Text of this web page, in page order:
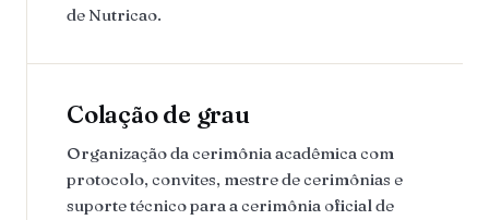
de Nutricao.
Colação de grau
Organização da cerimônia acadêmica com
protocolo, convites, mestre de cerimônias e
suporte técnico para a cerimônia oficial de